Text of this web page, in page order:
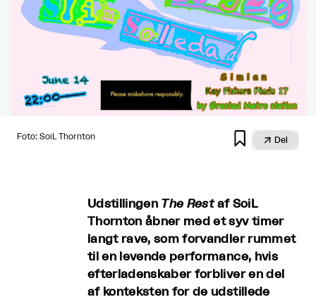
Foto: SoiL Thornton   Del
Udstillingen The Restaf SoiL
Thornton åbner med et syv timer
langt rave, som forvandler rummet
til en levende performance, hvis
efterladenskaber forbliver en del
af konteksten for de udstillede